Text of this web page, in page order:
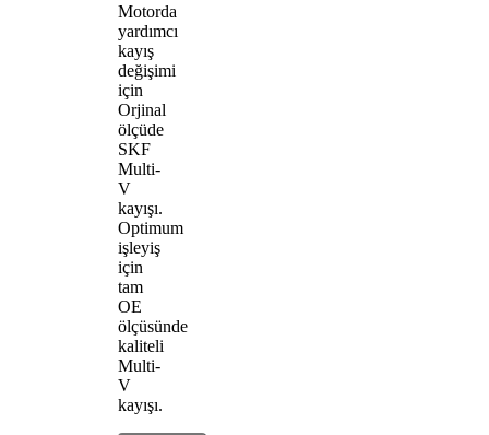
Motorda
yardımcı
kayış
değişimi
için
Orjinal
ölçüde
SKF
Multi-
V
kayışı.
Optimum
işleyiş
için
tam
OE
ölçüsünde
kaliteli
Multi-
V
kayışı.